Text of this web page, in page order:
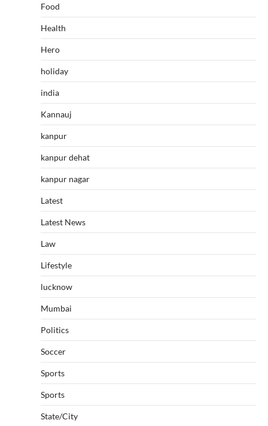
Food
Health
Hero
holiday
india
Kannauj
kanpur
kanpur dehat
kanpur nagar
Latest
Latest News
Law
Lifestyle
lucknow
Mumbai
Politics
Soccer
Sports
Sports
State/City